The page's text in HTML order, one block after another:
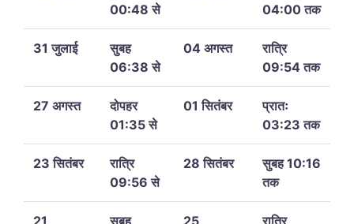
00:48 से
04:00 तक
31 जुलाई
सुबह
06:38 से
04 अगस्त
रात्रि
09:54 तक
27 अगस्त
दोपहर
01:35 से
01 सितंबर
प्रातः
03:23 तक
23 सितंबर
रात्रि
09:56 से
28 सितंबर
सुबह 10:16
तक
21
सुबह
25
रात्रि